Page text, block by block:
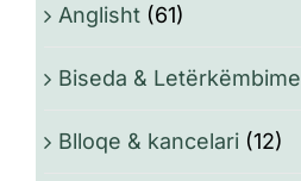
Anglisht (61)
Biseda & Letërkëmbime
Blloqe & kancelari (12)